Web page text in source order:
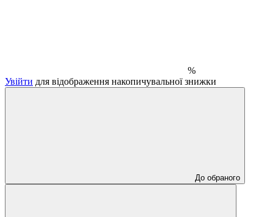
%
Увійти для відображення накопичувальної знижки
До обраного